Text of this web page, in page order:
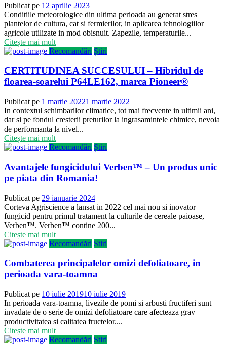
Publicat pe 12 aprilie 2023
Conditiile meteorologice din ultima perioada au generat stres
plantelor de cultura, cat si fermierilor, in aplicarea tehnologiilor
agricole utilizate in mod obisnuit. Zapezile, temperaturile...
Citește mai mult
Recomandări Știri
CERTITUDINEA SUCCESULUI – Hibridul de
floarea-soarelui P64LE162, marca Pioneer®
Publicat pe 1 martie 20221 martie 2022
In contextul schimbarilor climatice, tot mai frecvente in ultimii ani,
dar si pe fondul cresterii preturilor la ingrasamintele chimice, nevoia
de performanta la nivel...
Citește mai mult
Recomandări Știri
Avantajele fungicidului Verben™ – Un produs unic
pe piata din Romania!
Publicat pe 29 ianuarie 2024
Corteva Agriscience a lansat in 2022 cel mai nou si inovator
fungicid pentru primul tratament la culturile de cereale paioase,
Verben™. Verben™ contine 200...
Citește mai mult
Recomandări Știri
Combaterea principalelor omizi defoliatoare, in
perioada vara-toamna
Publicat pe 10 iulie 201910 iulie 2019
In perioada vara-toamna, livezile de pomi si arbusti fructiferi sunt
invadate de o serie de omizi defoliatoare care afecteaza grav
productivitatea si calitatea fructelor....
Citește mai mult
Recomandări Știri